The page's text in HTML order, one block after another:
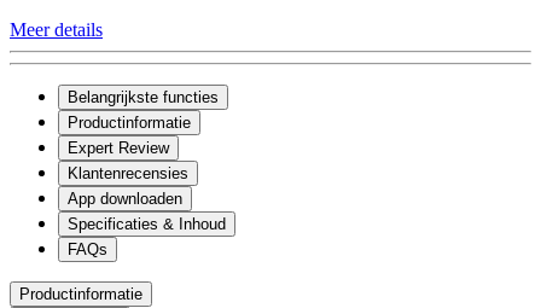
Meer details
Belangrijkste functies
Productinformatie
Expert Review
Klantenrecensies
App downloaden
Specificaties & Inhoud
FAQs
Productinformatie